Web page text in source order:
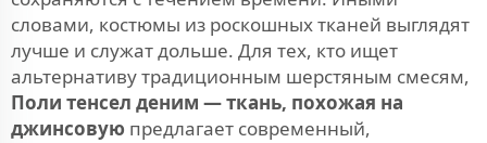
словами, костюмы из роскошных тканей выглядят
лучше и служат дольше. Для тех, кто ищет
альтернативу традиционным шерстяным смесям,
Поли тенсел деним — ткань, похожая на
джинсовую предлагает современный,